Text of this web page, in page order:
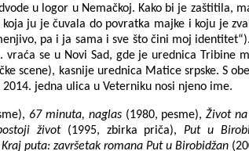
u logor u Nemačkoj. Kako bi je zaštitila,
ju je čuvala do povratka majke i koju je
pa i ja sama i sve što čini moj
vraća se u Novi Sad, gde je urednica Tribine
scene), kasnije urednica Matice srpske. S
jedna ulica u Veterniku nosi njeno ime.
67 minuta, naglas(1980, pesme),Život
život(1995, zbirka priča),Put u
Kraj puta: završetak romana Put u Birobidžan